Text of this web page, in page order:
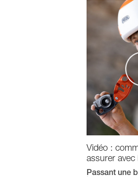
Vidéo :
assurer avec
Passant une